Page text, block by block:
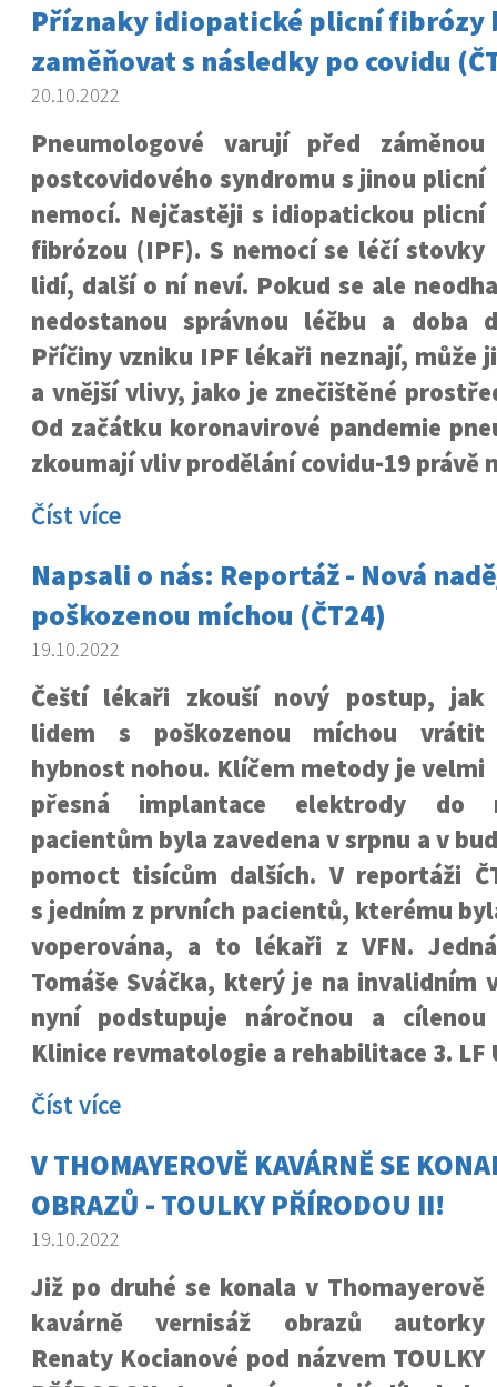
Příznaky idiopatické plicní fibrózy
zaměňovat s následky po covidu
20.10.2022
Pneumologové varují před záměnou
postcovidového syndromu s jinou plicní
nemocí. Nejčastěji s idiopatickou plicní
fibrózou (IPF). S nemocí se léčí stovky
lidí, další o ní neví. Pokud se ale
nedostanou správnou léčbu a doba
Příčiny vzniku IPF lékaři neznají, může
a vnější vlivy, jako je znečištěné
Od začátku koronavirové pandemie
zkoumají vliv prodělání covidu-19 právě
Číst více
Napsali o nás: Reportáž - Nová
poškozenou míchou (ČT24)
19.10.2022
Čeští lékaři zkouší nový postup, jak
lidem s poškozenou míchou vrátit
hybnost nohou. Klíčem metody je velmi
přesná implantace elektrody do
pacientům byla zavedena v srpnu a v
pomoct tisícům dalších. V reportáži
s jedním z prvních pacientů, kterému
voperována, a to lékaři z VFN.
Tomáše Sváčka, který je na invalidním
nyní podstupuje náročnou a
Klinice revmatologie a rehabilitace 3. LF
Číst více
V THOMAYEROVĚ KAVÁRNĚ SE
OBRAZŮ - TOULKY PŘÍRODOU II!
19.10.2022
Již po druhé se konala v Thomayerově
kavárně vernisáž obrazů autorky
Renaty Kocianové pod názvem TOULKY